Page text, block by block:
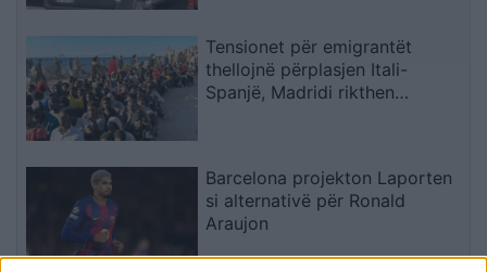
Tensionet për emigrantët
thellojnë përplasjen Itali-
Spanjë, Madridi rikthen
Barcelona projekton Laporten
si alternativë për Ronald
Araujon